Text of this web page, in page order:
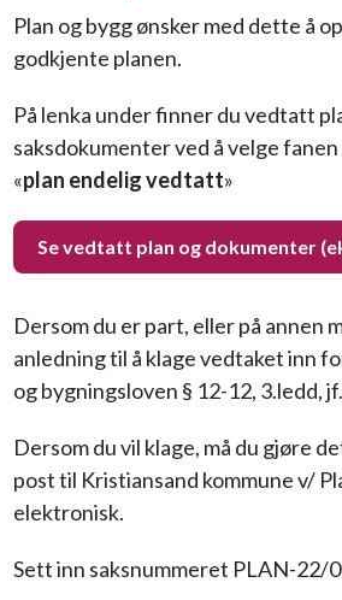
Plan og bygg ønsker med dette å
godkjente planen.
På lenka under finner du vedtatt
saksdokumenter ved å velge fanen
«plan endelig vedtatt»
Se vedtatt plan og dokumenter
Dersom du er part, eller på annen
anledning til å klage vedtaket inn
og bygningsloven § 12-12, 3.ledd,
Dersom du vil klage, må du gjøre
post til Kristiansand kommune v/
elektronisk.
Sett inn saksnummeret PLAN-22/